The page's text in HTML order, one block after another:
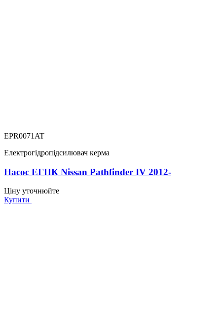
EPR0071AT
Електрогідропідсилювач керма
Насос ЕГПК Nissan Pathfinder IV 2012-
Ціну уточнюйте
Купити